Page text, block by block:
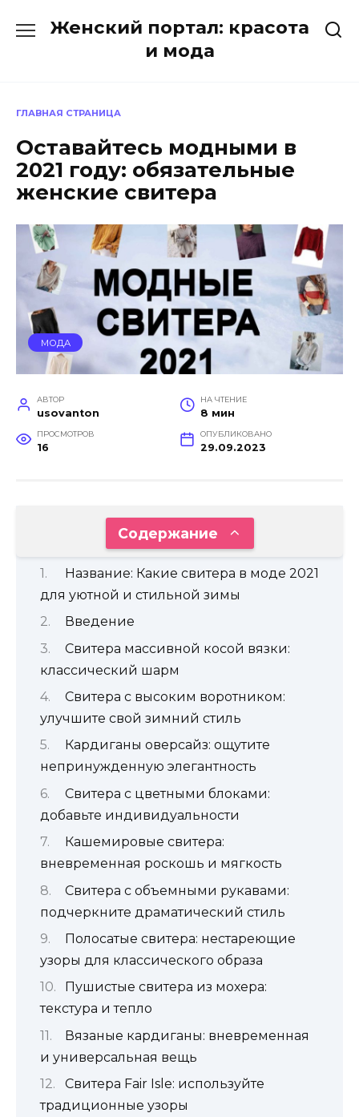
Женский портал: красота
и мода
ГЛАВНАЯ СТРАНИЦА
Оставайтесь модными в
2021 году: обязательные
женские свитера
МОДА
АВТОР
usovanton
НА ЧТЕНИЕ
8 мин
ПРОСМОТРОВ
16
ОПУБЛИКОВАНО
29.09.2023
Содержание
Название: Какие свитера в моде 2021
для уютной и стильной зимы
Введение
Свитера массивной косой вязки:
классический шарм
Свитера с высоким воротником:
улучшите свой зимний стиль
Кардиганы оверсайз: ощутите
непринужденную элегантность
Свитера с цветными блоками:
добавьте индивидуальности
Кашемировые свитера:
вневременная роскошь и мягкость
Свитера с объемными рукавами:
подчеркните драматический стиль
Полосатые свитера: нестареющие
узоры для классического образа
Пушистые свитера из мохера:
текстура и тепло
Вязаные кардиганы: вневременная
и универсальная вещь
Свитера Fair Isle: используйте
традиционные узоры